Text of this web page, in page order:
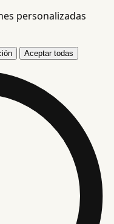
personalizadas
Aceptar todas